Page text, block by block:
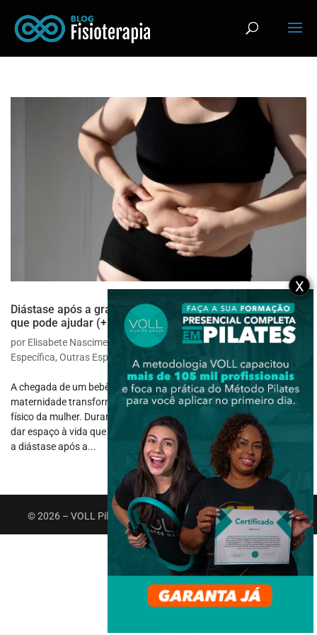
Diástase após a gravidez? Veja 3 exercícios de Pilates
que pode ajudar (+ Benefícios)
por Elisabete Nascimento Padilha| maio 19, 2025|Fisioterapia
Específica, Outras Especialidades
A chegada de um bebê muda tudo, inclusive o corpo. A
maternidade transforma a rotina, os sentimentos e cada detalhe
físico da mulher. Durante a gestação, o abdômen se adapta para
dar espaço à vida que cresce ali. E entre tantas mudanças naturais,
a diástase após a...
© 2026 – VOLL Pilates Group. Todos os direitos reservados.
X